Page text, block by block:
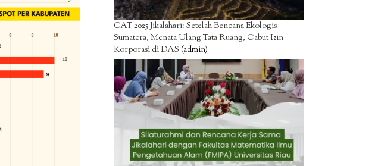
CAT 2025 Jikalahari: Setelah Bencana Ekologis
Sumatera, Menata Ulang Tata Ruang, Cabut Izin
Korporasi di DAS (admin)